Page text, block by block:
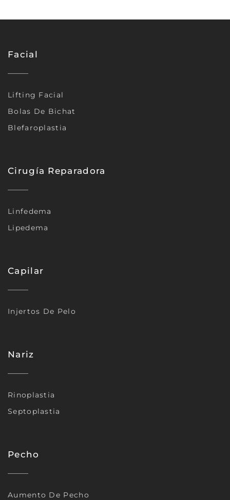
Facial
Lifting Facial
Bolas De Bichat
Blefaroplastia
Cirugía Reparadora
Linfedema
Lipedema
Capilar
Injertos De Pelo
Nariz
Rinoplastia
Septoplastia
Pecho
Aumento De Pecho